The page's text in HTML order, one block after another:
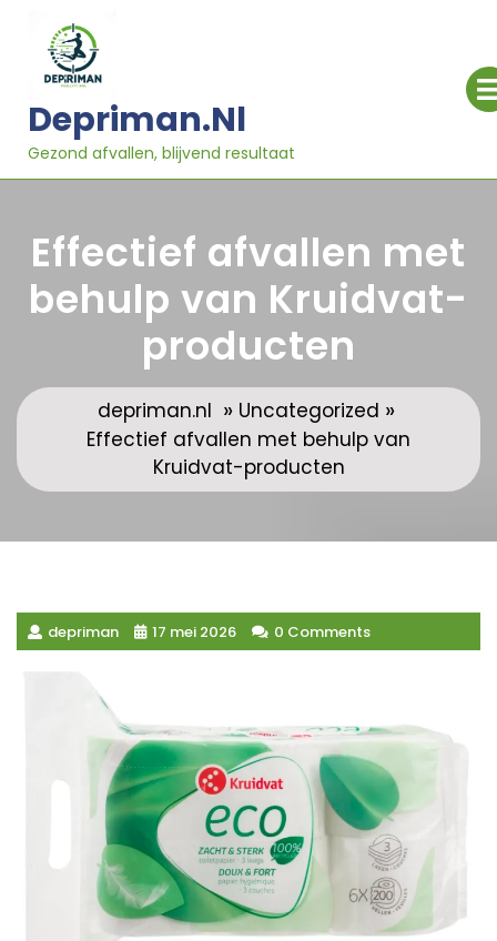
inhoud
Depriman.nl
Gezond afvallen, blijvend resultaat
Effectief afvallen met
behulp van Kruidvat-
producten
depriman.nl » Uncategorized »
Effectief afvallen met behulp van
Kruidvat-producten
depriman 17 mei 2026 0 Comments